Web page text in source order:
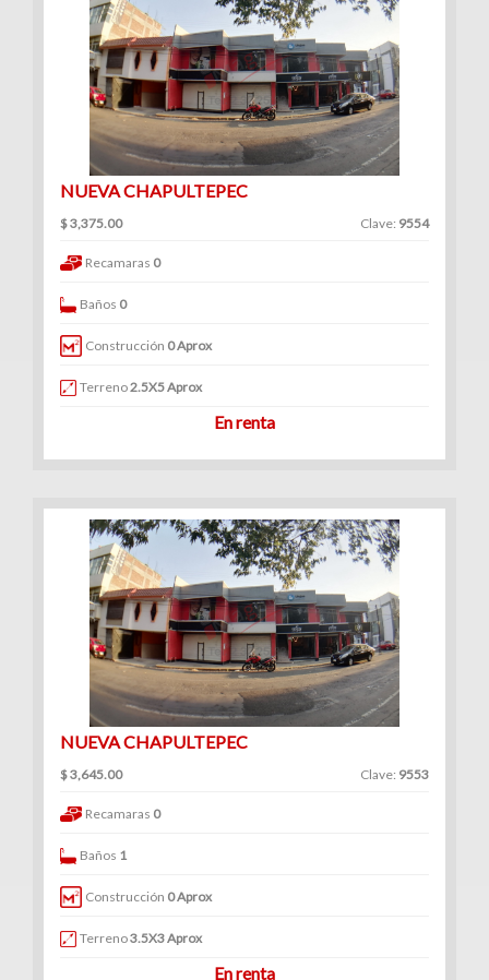
NUEVA CHAPULTEPEC
$ 3,375.00 Clave: 9554
Recamaras 0
Baños 0
Construcción 0 Aprox
Terreno2.5X5 Aprox
En renta
NUEVA CHAPULTEPEC
$ 3,645.00 Clave: 9553
Recamaras 0
Baños 1
Construcción 0 Aprox
Terreno3.5X3 Aprox
En renta